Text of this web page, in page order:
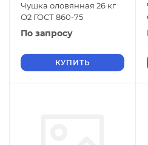
Чушка оловянная 26 кг
О2 ГОСТ 860-75
По запросу
КУПИТЬ